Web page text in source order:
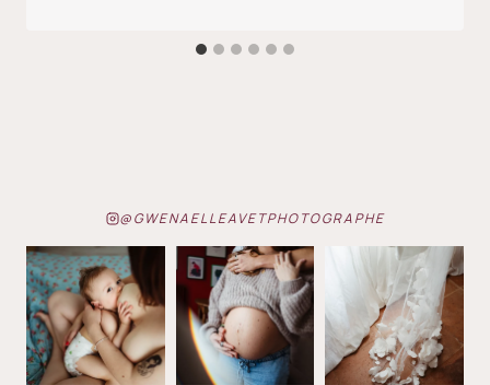
@GWENAELLEAVETPHOTOGRAPHE